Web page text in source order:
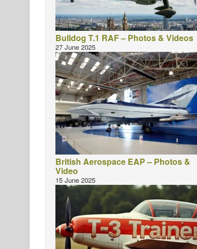
Bulldog T.1 RAF – Photos & Videos
27 June 2025
British Aerospace EAP – Photos &
Video
15 June 2025